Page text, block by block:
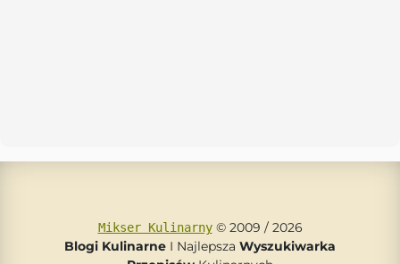
Mikser Kulinarny© 2009 / 2026
Blogi Kulinarne I Najlepsza Wyszukiwarka